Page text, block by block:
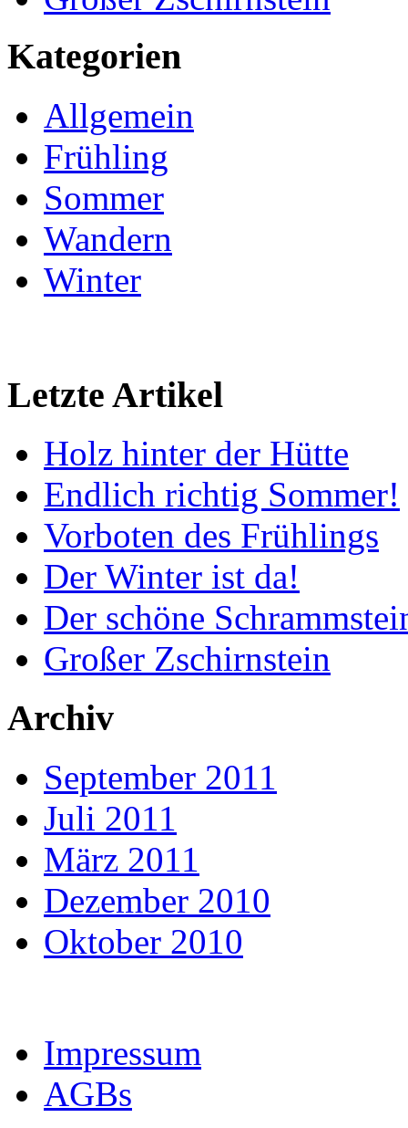
Kategorien
Allgemein
Frühling
Sommer
Wandern
Winter
Letzte Artikel
Holz hinter der Hütte
Endlich richtig Sommer!
Vorboten des Frühlings
Der Winter ist da!
Der schöne
Großer Zschirnstein
Archiv
September 2011
Juli 2011
März 2011
Dezember 2010
Oktober 2010
Impressum
AGBs